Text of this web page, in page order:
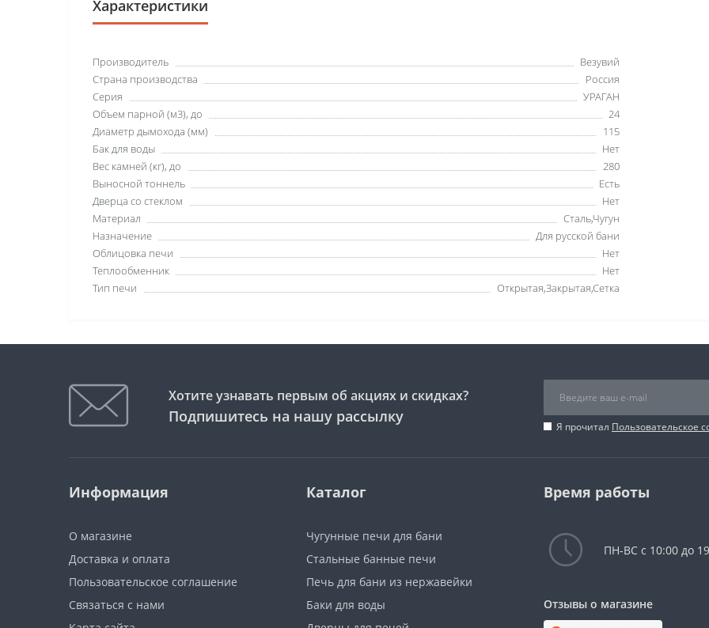
Характеристики
Производитель
Везувий
Страна производства
Россия
Серия
УРАГАН
Объем парной (м3), до
24
Диаметр дымохода (мм)
115
Бак для воды
Нет
Вес камней (кг), до
280
Выносной тоннель
Есть
Дверца со стеклом
Нет
Материал
Сталь,Чугун
Назначение
Для русской бани
Облицовка печи
Нет
Теплообменник
Нет
Тип печи
Открытая,Закрытая,Сетка
Хотите узнавать первым об акциях и скидках?
Подпишитесь на нашу рассылку
Я прочитал Пользовательское
Информация
О магазине
Доставка и оплата
Пользовательское соглашение
Связаться с нами
Каталог
Чугунные печи для бани
Стальные банные печи
Печь для бани из нержавейки
Баки для воды
Время работы
ПН-ВС с 10:00 до
Отзывы о магазине